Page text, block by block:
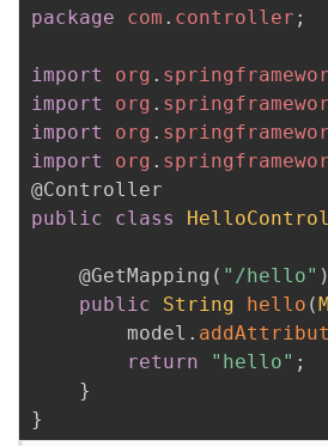
package com . controller ;
import org .
import
org .
import
org .
import
org .
@Controller
public
class
@GetMapping ( "/hello" )
public
String hello (
        model
.
return
"hello" ;
}
}